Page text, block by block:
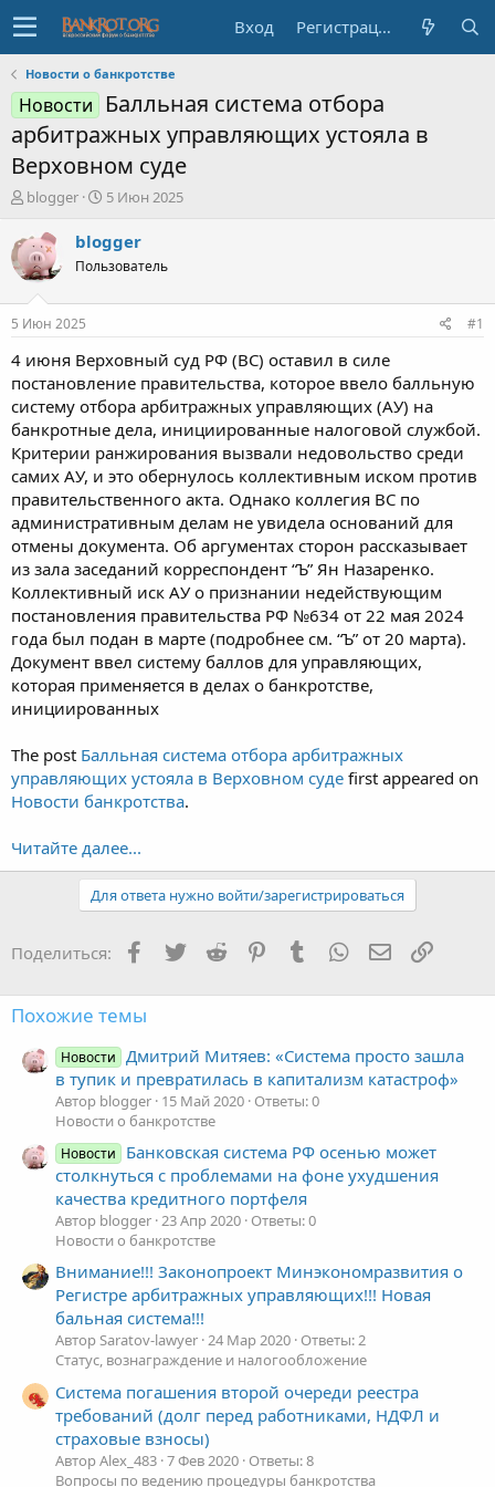
Вход Регистрация
Новости о банкротстве
Новости
Балльная система отбора
арбитражных управляющих устояла в
Верховном суде
А
т
о
р
е
м
ы
blogger
Д
т
а
н
л
5 Июн 2025
blogger
Пользователь
5 Июн 2025 #1
4 июня Верховный суд РФ (ВС) оставил в силе
постановление правительства, которое ввело балльную
систему отбора арбитражных управляющих (АУ) на
банкротные дела, инициированные налоговой службой.
Критерии ранжирования вызвали недовольство среди
самих АУ, и это обернулось коллективным иском против
правительственного акта. Однако коллегия ВС по
административным делам не увидела оснований для
отмены документа. Об аргументах сторон рассказывает
из зала заседаний корреспондент “Ъ” Ян Назаренко.
Коллективный иск АУ о признании недействующим
постановления правительства РФ №634 от 22 мая 2024
года был подан в марте (подробнее см. “Ъ” от 20 марта).
Документ ввел систему баллов для управляющих,
которая применяется в делах о банкротстве,
инициированных
The post Балльная система отбора арбитражных
управляющих устояла в Верховном суде first appeared on
Новости банкротства.
Читайте далее...
Для ответа нужно войти/зарегистрироваться
Поделиться: Facebook
TwitterReddit PinterestTumblr WhatsApp Ссылка
Похожие темы
Новости
Дмитрий Митяев: «Система просто зашла
в тупик и превратилась в капитализм катастроф»
Автор blogger 15 Май 2020 Ответы: 0
Новости о банкротстве
Новости
Банковская система РФ осенью может
столкнуться с проблемами на фоне ухудшения
качества кредитного портфеля
Автор blogger 23 Апр 2020 Ответы: 0
Новости о банкротстве
Внимание!!! Законопроект Минэкономразвития о
Регистре арбитражных управляющих!!! Новая
бальная система!!!
Автор Saratov-lawyer 24 Мар 2020 Ответы: 2
Статус, вознаграждение и налогообложение
Система погашения второй очереди реестра
требований (долг перед работниками, НДФЛ и
страховые взносы)
Автор Alex_483 7 Фев 2020 Ответы: 8
Вопросы по ведению процедуры банкротства